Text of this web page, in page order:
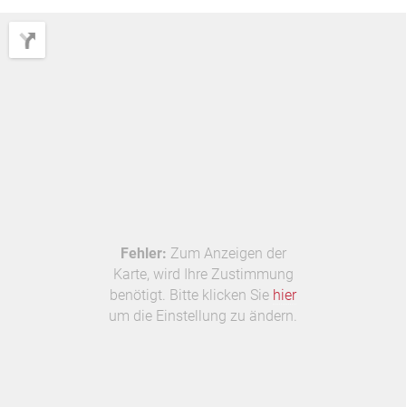
Fehler: Zum Anzeigen der
Karte, wird Ihre Zustimmung
benötigt. Bitte klicken Sie hier
um die Einstellung zu ändern.